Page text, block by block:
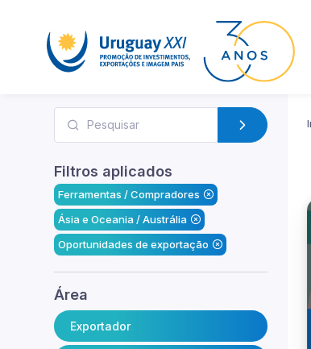
Filtros aplicados
Ferramentas / Compradores
Ásia e Oceania / Austrália
Oportunidades de exportação
Área
Exportador